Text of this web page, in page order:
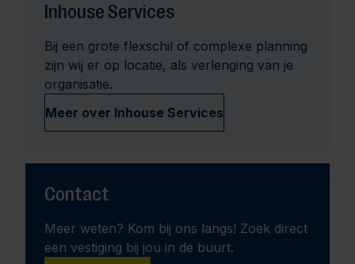
Inhouse Services
Bij een grote flexschil of complexe planning
zijn wij er op locatie, als verlenging van je
organisatie.
Meer over Inhouse Services
Contact
Meer weten? Kom bij ons langs! Zoek direct
een vestiging bij jou in de buurt.